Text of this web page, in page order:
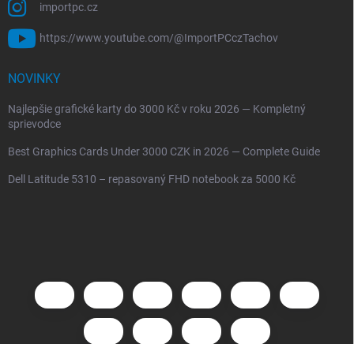
importpc.cz
https://www.youtube.com/@ImportPCczTachov
NOVINKY
Najlepšie grafické karty do 3000 Kč v roku 2026 — Kompletný
sprievodce
Best Graphics Cards Under 3000 CZK in 2026 — Complete Guide
Dell Latitude 5310 – repasovaný FHD notebook za 5000 Kč